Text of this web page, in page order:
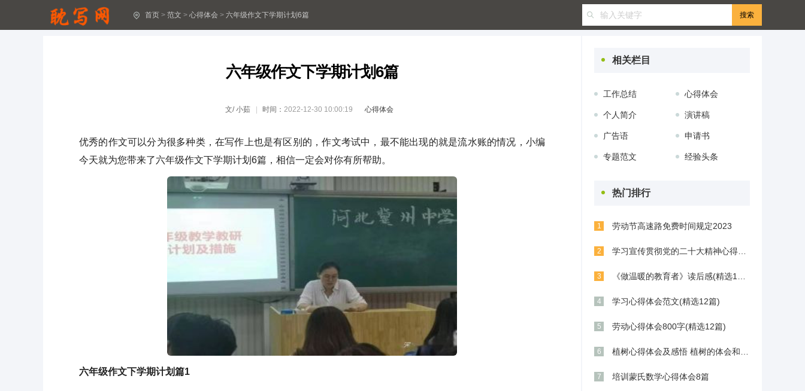
首页 > 范文 > 心得体会 > 六年级作文下学期计划6篇
六年级作文下学期计划6篇
文/小茹 时间： 2022-12-30 10:00:19 心得体会
优秀的作文可以分为很多种类，在写作上也是有区别的，作文考试中，最不能出现的就是流水账的情况，小编
今天就为您带来了六年级作文下学期计划6篇，相信一定会对你有所帮助。
六年级作文下学期计划篇1
十八岁成人礼心得体会(精选30篇)
安全生产工作阶段心得感受15篇最新
安全生产阶段感想体会12篇最新
安全生产心得感受17篇最新范文
2024全国安全生产月心得体会(精选15篇)
相关栏目
工作总结 心得体会
个人简介 演讲稿
广告语 申请书
专题范文 经验头条
热门排行
1 劳动节高速路免费时间规定2023
2
3
4 学习心得体会范文(精选12篇)
5 劳动心得体会800字(精选12篇)
6
7 培训蒙氏数学心得体会8篇